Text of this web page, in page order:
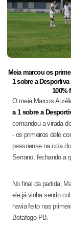
Meia marcou os
1 sobre a
100%
O meia Marcos
a 1 sobre a
comandou a virada
- os primeiros dele
pessoense na cola
Serrano, fechando a
No final da partida,
ele já vinha sendo
havia feito nas
Botafogo-PB.